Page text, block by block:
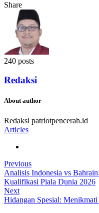
Share
240 posts
Redaksi
About author
Redaksi patriotpencerah.id
Articles
Previous
Analisis Indonesia vs
Kualifikasi Piala Dunia 2026
Next
Hidangan Spesial: